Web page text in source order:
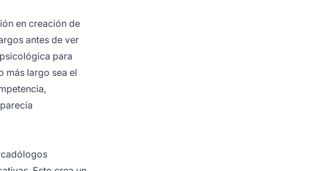
en creación de
antes de ver
para
más largo sea el